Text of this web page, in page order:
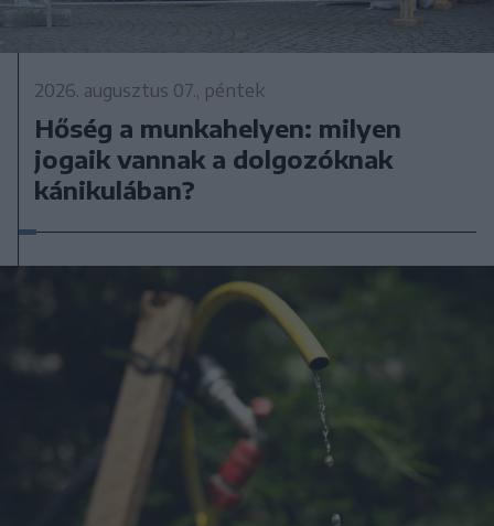
2026. augusztus 07., péntek
Hőség a munkahelyen: milyen
jogaik vannak a dolgozóknak
kánikulában?